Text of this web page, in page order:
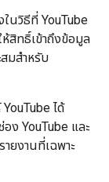
ในวิธีที่ YouTube
สิทธิ์เข้าถึงข้อมูล
สมสำหรับ
ได้
ง YouTube และ
ายงานที่เฉพาะ